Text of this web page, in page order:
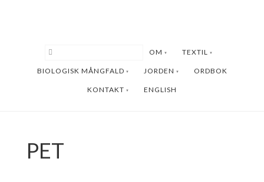
huvudinnehåll
OM TEXTIL
BIOLOGISK MÅNGFALD JORDEN ORDBOK
KONTAKT ENGLISH
PET